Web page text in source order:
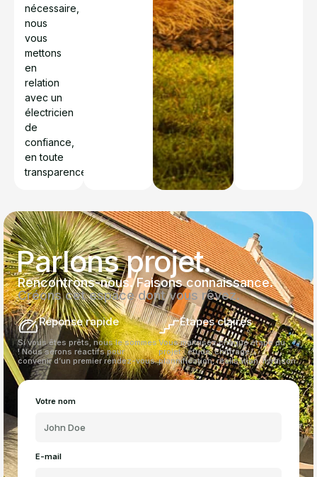
nécessaire,
nous
vous
mettons
en
relation
avec un
électricien
de
confiance,
en toute
transparence.
Parlons projet.
Rencontrons-nous. Faisons connaissance.
Créons cet espace dont vous rêvez.
Réponse rapide
Si vous êtes prêts, nous le sommes
! Nous serons réactifs pour
convenir d’un premier rendez-vous.
Étapes claires
Vous maitrisez chaque étape du
projet : étude, chiffrage,
plannification, réalisation, livraison.
Votre nom
E-mail